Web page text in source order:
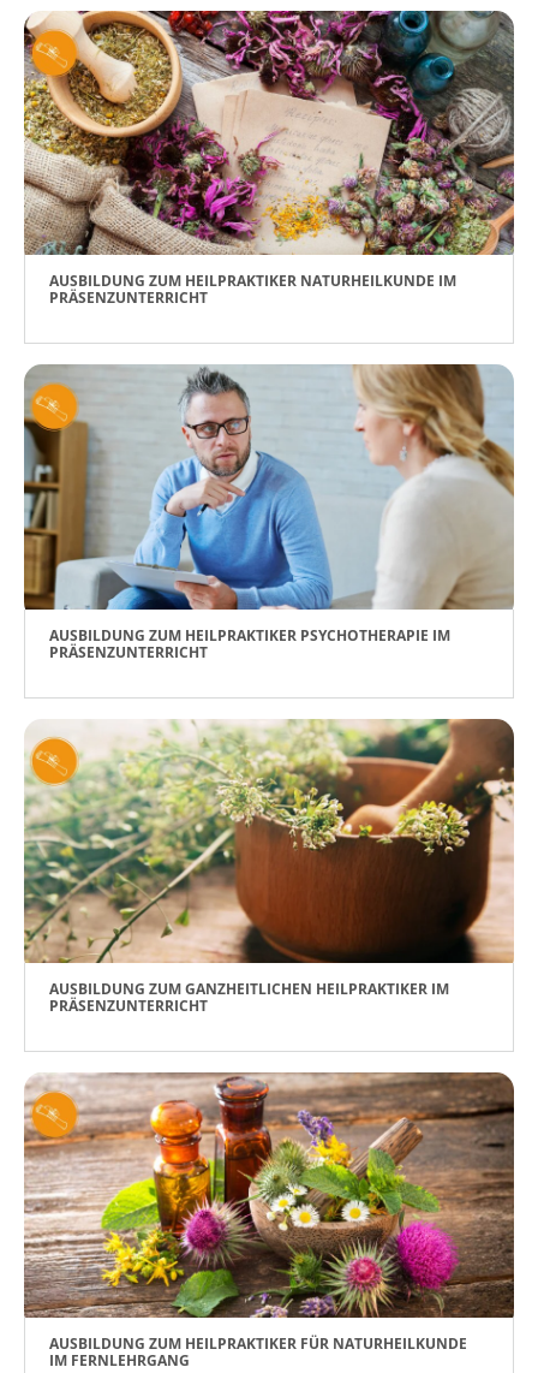
AUSBILDUNG ZUM HEILPRAKTIKER NATURHEILKUNDE IM
PRÄSENZUNTERRICHT
AUSBILDUNG ZUM HEILPRAKTIKER PSYCHOTHERAPIE IM
PRÄSENZUNTERRICHT
AUSBILDUNG ZUM GANZHEITLICHEN HEILPRAKTIKER IM
PRÄSENZUNTERRICHT
AUSBILDUNG ZUM HEILPRAKTIKER FÜR NATURHEILKUNDE
IM FERNLEHRGANG